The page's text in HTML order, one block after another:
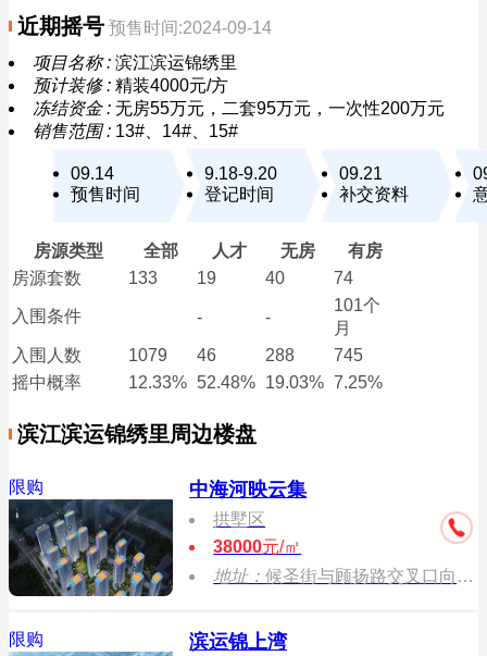
近期摇号 预售时间:2024-09-14
项目名称 : 滨江滨运锦绣里
预计装修 : 精装4000元/方
冻结资金 : 无房55万元，二套95万元，一次性200万元
销售范围 : 13#、14#、15#
09.14
预售时间
9.18-9.20
登记时间
09.21
补交资料
房源类型 全部 人才 无房
有房
房源套数
133 19 40 74
入围条件 - -
101个
月
入围 人数 1079 46 288
745
摇中概率
12.33% 52.48% 19.03% 7.25%
滨江滨运锦绣里周边楼盘
限购 中海河映云集
拱墅区
38000元/㎡
地址：候圣街与顾扬路交叉口向东50米
限购 滨运锦上湾